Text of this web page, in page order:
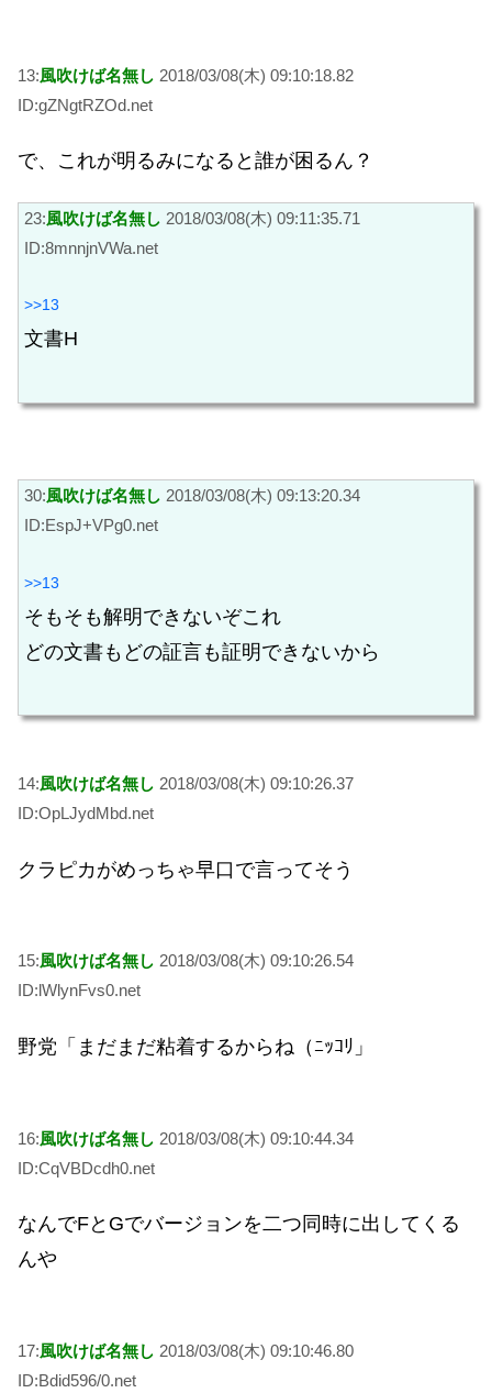
13:風吹けば名無し 2018/03/08(木) 09:10:18.82
ID:gZNgtRZOd.net
で、これが明るみになると誰が困るん？
23:風吹けば名無し 2018/03/08(木) 09:11:35.71
ID:8mnnjnVWa.net
>>13
文書H
30:風吹けば名無し 2018/03/08(木) 09:13:20.34
ID:EspJ+VPg0.net
>>13
そもそも解明できないぞこれ
どの文書もどの証言も証明できないから
14:風吹けば名無し 2018/03/08(木) 09:10:26.37
ID:OpLJydMbd.net
クラピカがめっちゃ早口で言ってそう
15:風吹けば名無し 2018/03/08(木) 09:10:26.54
ID:lWlynFvs0.net
野党「まだまだ粘着するからね（ﾆｯｺﾘ」
16:風吹けば名無し 2018/03/08(木) 09:10:44.34
ID:CqVBDcdh0.net
なんでFとGでバージョンを二つ同時に出してくる
んや
17:風吹けば名無し 2018/03/08(木) 09:10:46.80
ID:Bdid596/0.net